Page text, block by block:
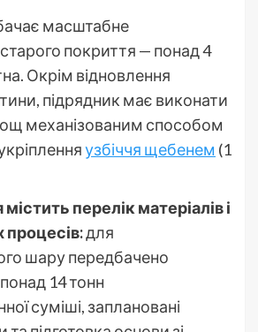
масштабне
покриття — понад 4
Окрім відновлення
підрядник має виконати
механізованим способом
узбіччя щебенем (1
перелік матеріалів і
процесів:для
шару передбачено
14 тонн
суміші, заплановані